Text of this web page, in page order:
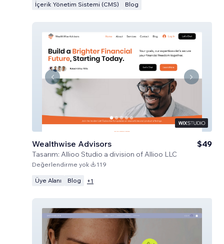
İçerik Yönetim Sistemi (CMS) Blog
Wealthwise Advisors
Tasarım: Allioo Studio a division of Allioo LLC
$49
Değerlendirme yok 119
Üye Alanı Blog +1